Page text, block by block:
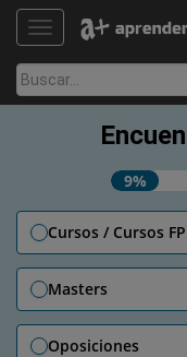
TOGGLE NAVIGATION
Buscar:
9%
Cursos / Cursos FP
Masters
Oposiciones